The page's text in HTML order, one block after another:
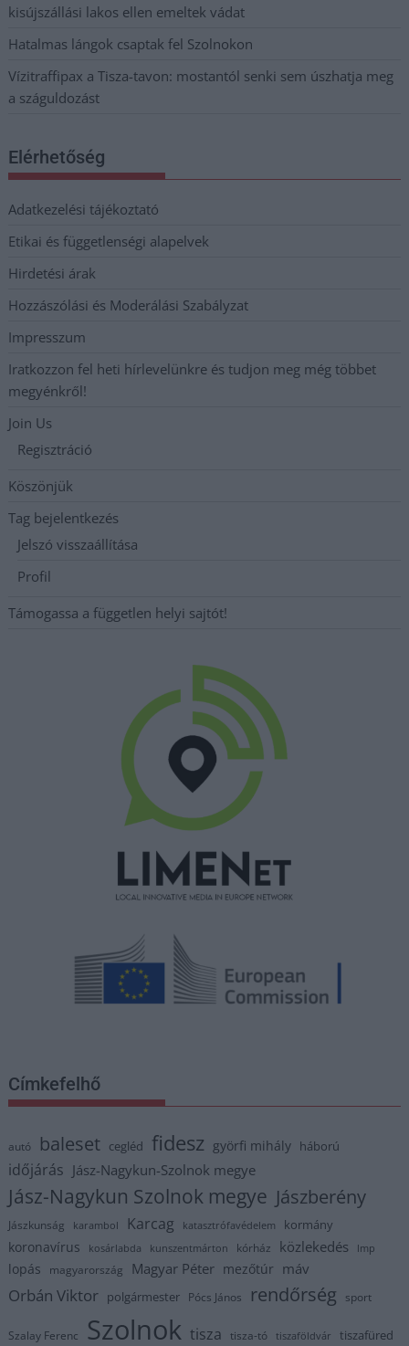
kisújszállási lakos ellen emeltek vádat
Hatalmas lángok csaptak fel Szolnokon
Vízitraffipax a Tisza-tavon: mostantól senki sem úszhatja meg
a száguldozást
Elérhetőség
Adatkezelési tájékoztató
Etikai és függetlenségi alapelvek
Hirdetési árak
Hozzászólási és Moderálási Szabályzat
Impresszum
Iratkozzon fel heti hírlevelünkre és tudjon meg még többet
megyénkről!
Join Us
Regisztráció
Köszönjük
Tag bejelentkezés
Jelszó visszaállítása
Profil
Támogassa a független helyi sajtót!
Címkefelhő
autó baleset cegléd fidesz györfi mihály háború
időjárás Jász-Nagykun-Szolnok megye
Jász-Nagykun Szolnok megye Jászberény
Jászkunság karambol Karcag katasztrófavédelem kormány
koronavírus kosárlabda kunszentmárton kórház közlekedés lmp
lopás magyarország Magyar Péter mezőtúr máv
Orbán Viktor polgármester Pócs János rendőrség sport
Szalay Ferenc Szolnok tisza tisza-tó tiszaföldvár tiszafüred